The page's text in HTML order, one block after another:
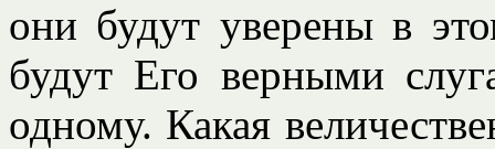
они будут уверены в
будут Его верными
одному. Какая